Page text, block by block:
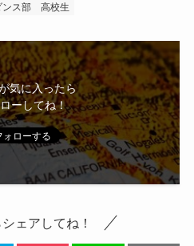
ンス部 高校生
気に入ったら
ーしてね！
ェアしてね！